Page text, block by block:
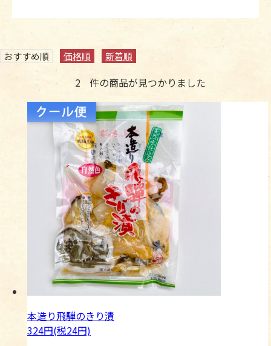
おすすめ順 価格順 新着順
2 件の商品が見つかりました
本造り飛騨のきり漬
324円(税24円)